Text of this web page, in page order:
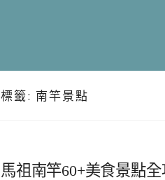
標籤: 南竿景點
馬祖南竿60+美食景點